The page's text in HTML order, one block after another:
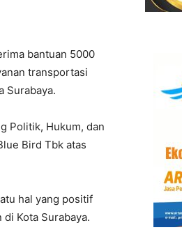
bantuan 5000
transportasi
Surabaya.
Politik, Hukum, dan
Bird Tbk atas
hal yang positif
Kota Surabaya.